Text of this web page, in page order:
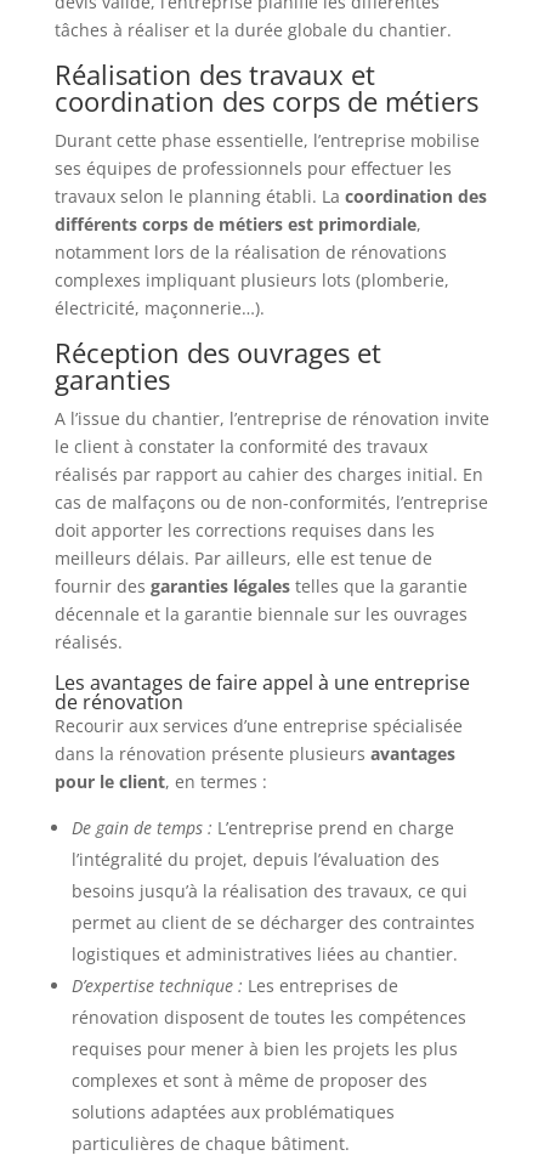
tâches à réaliser et la durée globale du chantier.
Réalisation des travaux et
coordination des corps de métiers
Durant cette phase essentielle, l’entreprise mobilise
ses équipes de professionnels pour effectuer les
travaux selon le planning établi. La coordination des
différents corps de métiers est primordiale,
notamment lors de la réalisation de rénovations
complexes impliquant plusieurs lots (plomberie,
électricité, maçonnerie…).
Réception des ouvrages et
garanties
A l’issue du chantier, l’entreprise de rénovation invite
le client à constater la conformité des travaux
réalisés par rapport au cahier des charges initial. En
cas de malfaçons ou de non-conformités, l’entreprise
doit apporter les corrections requises dans les
meilleurs délais. Par ailleurs, elle est tenue de
fournir des garanties légalestelles que la garantie
décennale et la garantie biennale sur les ouvrages
réalisés.
Les avantages de faire appel à une entreprise
de rénovation
Recourir aux services d’une entreprise spécialisée
dans la rénovation présente plusieurs avantages
pour le client, en termes :
De gain de temps : L’entreprise prend en charge
l’intégralité du projet, depuis l’évaluation des
besoins jusqu’à la réalisation des travaux, ce qui
permet au client de se décharger des contraintes
logistiques et administratives liées au chantier.
D’expertise technique : Les entreprises de
rénovation disposent de toutes les compétences
requises pour mener à bien les projets les plus
complexes et sont à même de proposer des
solutions adaptées aux problématiques
particulières de chaque bâtiment.